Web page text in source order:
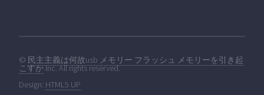
© 民主主義は何故usb メモリー フラッシュ メモリーを引き起
こすかInc. All rights reserved.
Design: HTML5 UP